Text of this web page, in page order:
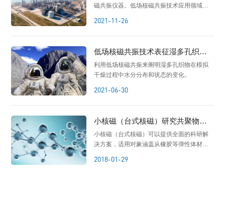
磁共振仪器。低场核磁共振技术应用领域非
2021-11-26
低场核磁共振技术表征湿多孔织物
内部水分分布
利用低场核磁共振来阐明湿多孔织物在模拟
干燥过程中水分分布和状态的变化。
2021-06-30
小核磁（台式核磁）研究共聚物界
面相容性
小核磁（台式核磁）可以提供全面的科研解
决方案，适用对象涵盖从橡胶等弹性体材料
2018-01-29